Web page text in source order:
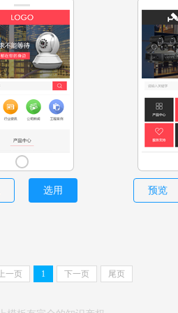
选用 预览
上一页 1 下一页 尾页